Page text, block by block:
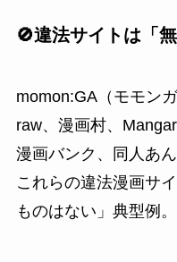
🚫違法サイトは「
momon:GA（モモン
raw、漫画村、
漫画バンク、同人あ
これらの違法漫画サ
ものはない」典型例。